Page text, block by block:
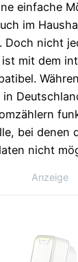
einfache
im
Doch nicht
mit dem
bei denen
nicht
Anzeige